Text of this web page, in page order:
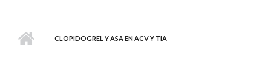
CLOPIDOGREL Y ASA EN ACV Y TIA